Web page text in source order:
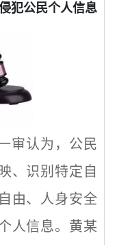
犯公民个人信息
审认为，公民
、识别特定自
由、人身安全
人信息。黄某